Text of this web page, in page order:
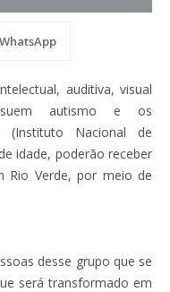
auditiva, visual
autismo e os
(Instituto Nacional de
idade, poderão receber
Rio Verde, por meio de
desse grupo que se
será transformado em